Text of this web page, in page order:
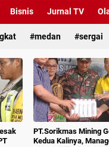
Bisnis Jurnal TV
medan sergai
PT.Sorikmas Mining
Kedua Kalinya,